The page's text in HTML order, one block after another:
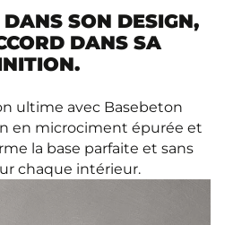
SON DESIGN,
DANS SA
ultime avec Basebeton
en microciment épurée et
la base parfaite et sans
chaque intérieur.